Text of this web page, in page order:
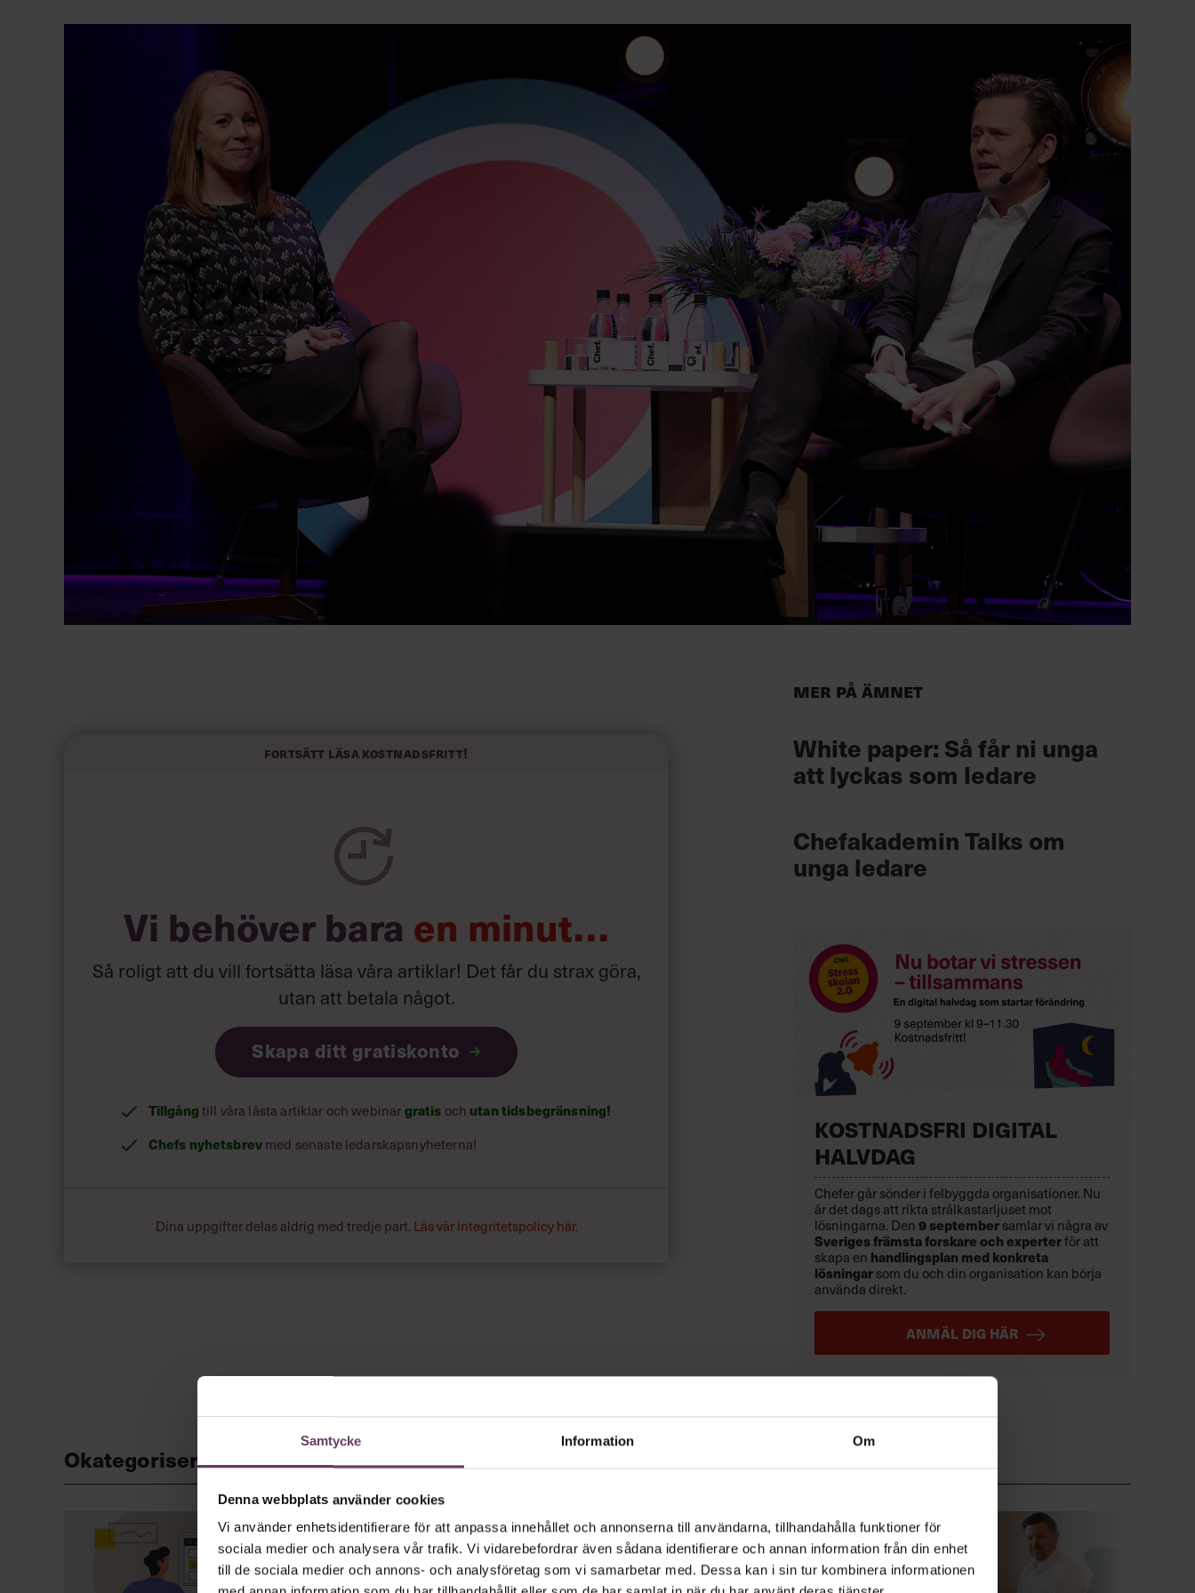
Samtycke Information Om
Denna webbplats använder cookies
Vi använder enhetsidentifierare för att anpassa innehållet och annonserna till användarna, tillhandahålla funktioner för
sociala medier och analysera vår trafik. Vi vidarebefordrar även sådana identifierare och annan information från din enhet
till de sociala medier och annons- och analysföretag som vi samarbetar med. Dessa kan i sin tur kombinera informationen
Fortsätt läsa kostnadsfritt!
Vi behöver bara en minut…
Så roligt att du vill fortsätta läsa våra artiklar! Det får du strax göra,
utan att betala något.
Skapa ditt gratiskonto
Tillgång till våra låsta artiklar och webinar gratis och utan tidsbegränsning!
Chefs nyhetsbrev med senaste ledarskapsnyheterna!
Dina uppgifter delas aldrig med tredje part. Läs vår integritetspolicy här.
Mer på ämnet
White paper: Så får ni unga
att lyckas som ledare
Chefakademin Talks om
unga ledare
KOSTNADSFRI DIGITAL
HALVDAG
Chefer går sönder i felbyggda organisationer. Nu
är det dags att rikta strålkastarljuset mot
lösningarna. Den 9 september samlar vi några av
Sveriges främsta forskare och experterför att
skapa en handlingsplan med konkreta
lösningar som du och din organisation kan börja
använda direkt.
ANMÄL DIG HÄR
Okategoriserade